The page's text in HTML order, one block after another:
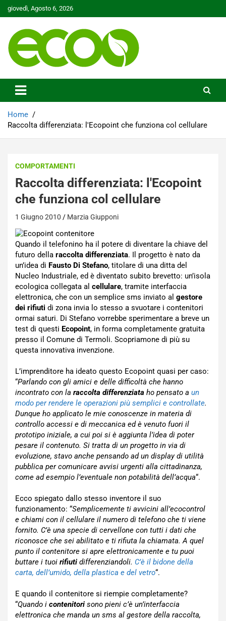
Skip
to
giovedì, Agosto 6, 2026
Ecoo.it
Home
Raccolta differenziata: l'Ecopoint che funziona col cellulare
COMPORTAMENTI
Raccolta differenziata: l'Ecopoint
che funziona col cellulare
1 Giugno 2010 Marzia Giupponi
Quando il telefonino ha il potere di diventare la chiave del
futuro della raccolta differenziata. Il progetto è nato da
un’idea di Fausto Di Stefano, titolare di una ditta del
Nucleo Industriale, ed è diventato subito brevetto: un’isola
ecologica collegata al cellulare, tramite interfaccia
elettronica, che con un semplice sms inviato al gestore
dei rifiuti di zona invia lo stesso a svuotare i contenitori
ormai saturi. Di Stefano vorrebbe sperimentare a breve un
test di questi Ecopoint, in forma completamente gratuita
presso il Comune di Termoli. Scopriamone di più su
questa innovativa invenzione.
L’imprenditore ha ideato questo Ecopoint quasi per caso:
“Parlando con gli amici e delle difficoltà che hanno
incontrato con la raccolta differenziata ho pensato a un
modo per rendere le operazioni più semplici e controllate.
Dunque ho applicato le mie conoscenze in materia di
controllo accessi e di meccanica ed è venuto fuori il
prototipo iniziale, a cui poi si è aggiunta l’idea di poter
pesare il contenuto. Si tratta di un progetto in via di
evoluzione, stavo anche pensando ad un display di utilità
pubblica per comunicare avvisi urgenti alla cittadinanza,
come ad esempio l’eventuale non potabilità dell’acqua“.
Ecco spiegato dallo stesso inventore il suo
funzionamento: “Semplicemente ti avvicini all’ecocontrol
e chiami con il cellulare il numero di telefono che ti viene
fornito. C’è una specie di cervellone con tutti i dati che
riconosce che sei abilitato e ti rifiuta la chiamata. A quel
punto il contenitore si apre elettronicamente e tu puoi
buttare i tuoi rifiuti differenziandoli. C’è il bidone della
carta, dell’umido, della plastica e del vetro“.
E quando il contenitore si riempie completamente?
“Quando i contenitori sono pieni c’è un’interfaccia
elettronica che manda un sms al gestore della raccolta,